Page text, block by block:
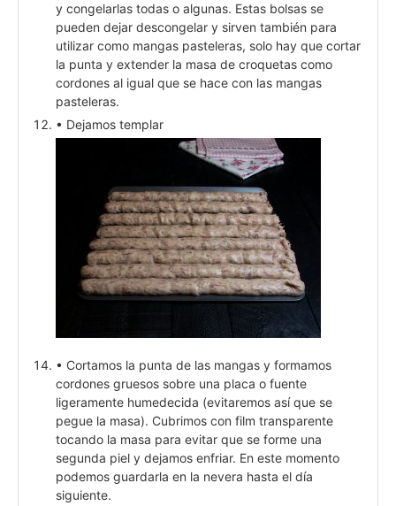
y congelarlas todas o algunas. Estas bolsas se
pueden dejar descongelar y sirven también para
utilizar como mangas pasteleras, solo hay que cortar
la punta y extender la masa de croquetas como
cordones al igual que se hace con las mangas
pasteleras.
• Dejamos templar
• Cortamos la punta de las mangas y formamos
cordones gruesos sobre una placa o fuente
ligeramente humedecida (evitaremos así que se
pegue la masa). Cubrimos con film transparente
tocando la masa para evitar que se forme una
segunda piel y dejamos enfriar. En este momento
podemos guardarla en la nevera hasta el día
siguiente.